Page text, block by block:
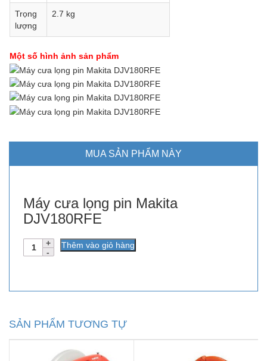
Trọng
lượng
2.7 kg
Một số hình ảnh sản phẩm
MUA SẢN PHẨM NÀY
Máy cưa lọng pin Makita
DJV180RFE
Số
lượng
Thêm vào giỏ hàng
SẢN PHẨM TƯƠNG TỰ